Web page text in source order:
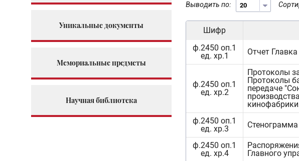
Уникальные документы
Мемориальные предметы
Научная библиотека
Выводить по:
Шифр
ф.2450 оп.1
ед. хр.1
Отчет
ф.2450 оп.1
ед. хр.2
Протоколы
Протоколы
передаче
ф.2450 оп.1
ед. хр.3
ф.2450 оп.1
ед. хр.4
Главного